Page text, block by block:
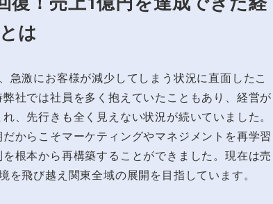
は
急激にお客様が減少してしまう状況に直面したこ
社では社員を多く抱えていたこともあり、経営が
、先行きも全く見えない状況が続いていました。
からこそマーケティングやマネジメントを再学習
根本から再構築することができました。現在は売
を飛び越え関東全域の展開を目指しています。